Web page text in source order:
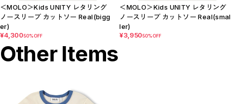
＜MOLO＞Kids UNITY レタリング
ノースリーブ カットソー Real(bigg
er)
¥4,30050%OFF
＜MOLO＞Kids UNITY レタリング
ノースリーブ カットソー Real(smal
ler)
¥3,95050%OFF
Other Items